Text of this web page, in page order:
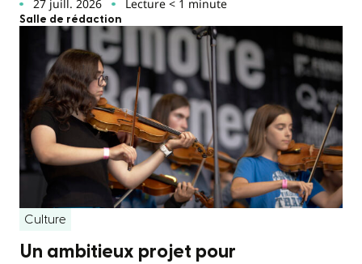
27 juill. 2026 Lecture < 1 minute
Salle de rédaction
Culture
Un ambitieux projet pour